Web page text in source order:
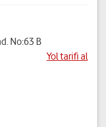
No:63 B
Yol tarifi al